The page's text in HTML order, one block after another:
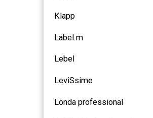
Klapp
Label.m
Lebel
LeviSsime
Londa professional